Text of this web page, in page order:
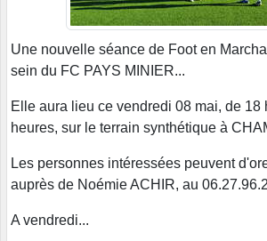
Une nouvelle séance de Foot en
sein du FC PAYS MINIER...
Elle aura lieu ce vendredi 08 mai, de 18
heures, sur le terrain synthétique à
Les personnes intéressées peuvent
auprès de Noémie ACHIR, au
A vendredi...